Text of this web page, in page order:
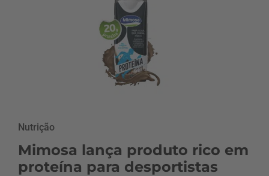
Nutrição
Mimosa lança produto rico em
proteína para desportistas